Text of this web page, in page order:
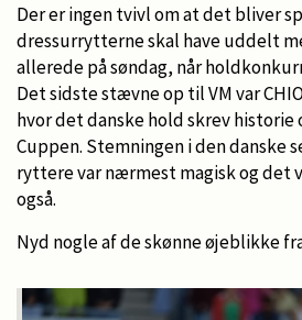
Der er ingen tvivl om at det bliver
dressurrytterne skal have uddelt
allerede på søndag, når
Det sidste stævne op til VM var
hvor det danske hold skrev historie
Cuppen. Stemningen i den danske
ryttere var nærmest magisk og det
også.
Nyd nogle af de skønne øjeblikke